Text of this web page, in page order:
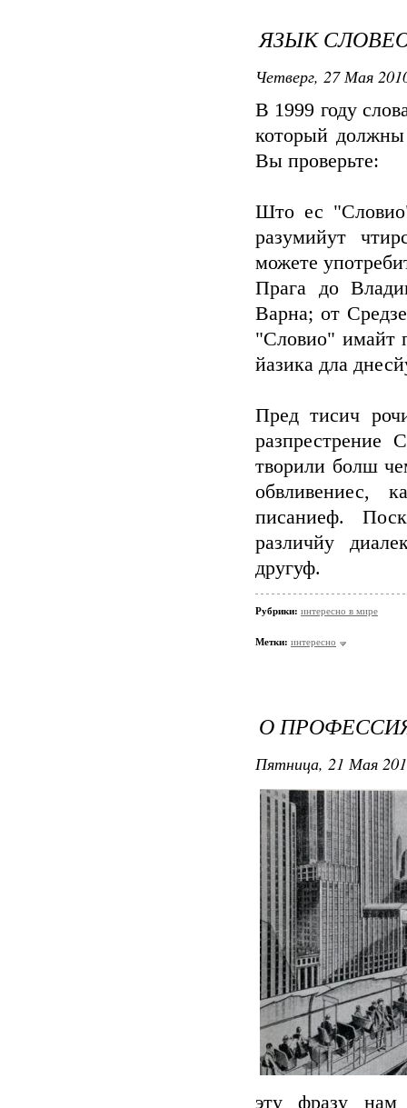
ЯЗЫК
Четверг, 27 Мая
В 1999 году
который
Вы проверьте:
Што ес
разумийут
можете
Прага до
Варна; от
"Словио" имайт
йазика дла
Пред тисич
разпрестрение
творили болш
обвливениес,
писаниеф.
различйу
другуф.
Рубрики: интересно в мире
Метки: интересно
О
Пятница, 21 Мая
эту фразу нам